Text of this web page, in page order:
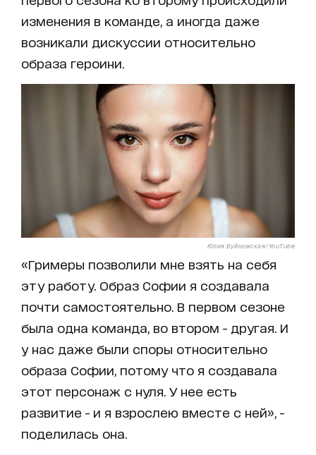
изменения в команде, а иногда даже
возникали дискуссии относительно
образа героини.
Юлия Буйновская/YouTube
«Гримеры позволили мне взять на себя
эту работу. Образ Софии я создавала
почти самостоятельно. В первом сезоне
была одна команда, во втором - другая. И
у нас даже были споры относительно
образа Софии, потому что я создавала
этот персонаж с нуля. У нее есть
развитие - и я взрослею вместе с ней», -
поделилась она.